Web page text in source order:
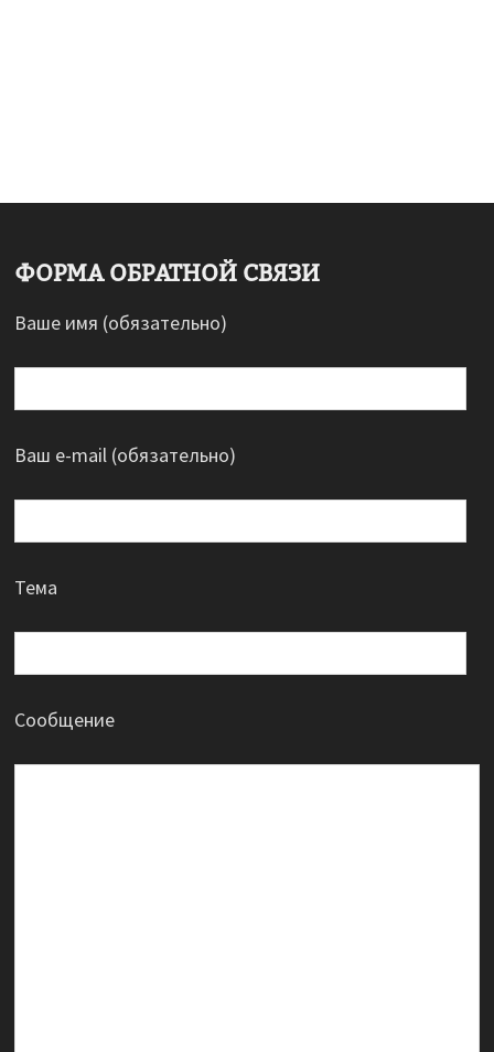
ФОРМА ОБРАТНОЙ СВЯЗИ
Ваше имя (обязательно)
Ваш e-mail (обязательно)
Тема
Сообщение